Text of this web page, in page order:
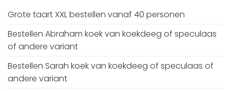
Grote taart XXL bestellen vanaf 40 personen
Bestellen Abraham koek van koekdeeg of speculaas
of andere variant
Bestellen Sarah koek van koekdeeg of speculaas of
andere variant